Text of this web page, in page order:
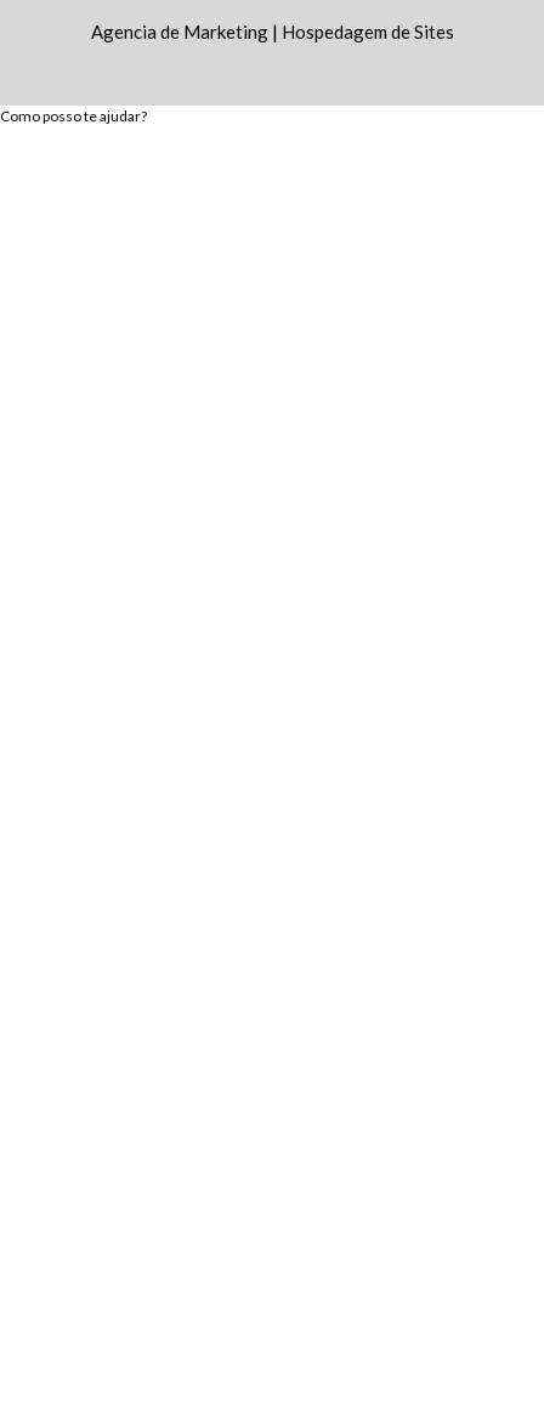
Agencia de Marketing| Hospedagem de Sites
Como posso te ajudar?